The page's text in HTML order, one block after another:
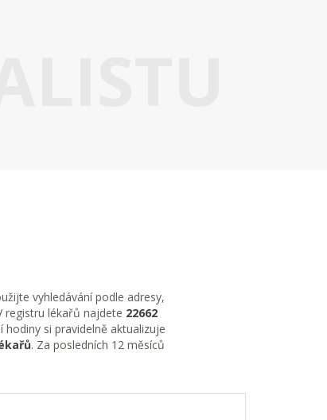
vyhledávání podle adresy,
registru lékařů najdete 22662
si pravidelně aktualizuje
. Za posledních 12 měsíců